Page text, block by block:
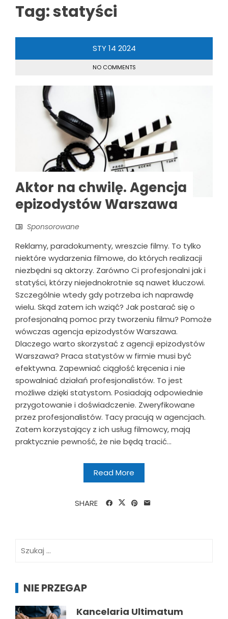
Tag:statyści
STY 14 2024
NO COMMENTS
Aktor na chwilę. Agencja
epizodystów Warszawa
Sponsorowane
Reklamy, paradokumenty, wreszcie filmy. To tylko
niektóre wydarzenia filmowe, do których realizacji
niezbędni są aktorzy. Zarówno Ci profesjonalni jak i
statyści, którzy niejednokrotnie są nawet kluczowi.
Szczególnie wtedy gdy potrzeba ich naprawdę
wielu. Skąd zatem ich wziąć? Jak postarać się o
profesjonalną pomoc przy tworzeniu filmu? Pomoże
wówczas agencja epizodystów Warszawa.
Dlaczego warto skorzystać z agencji epizodystów
Warszawa? Praca statystów w firmie musi być
efektywna. Zapewniać ciągłość kręcenia i nie
spowalniać działań profesjonalistów. To jest
możliwe dzięki statystom. Posiadają odpowiednie
przygotowanie i doświadczenie. Zweryfikowane
przez profesjonalistów. Tacy pracują w agencjach.
Zatem korzystający z ich usług filmowcy, mają
praktycznie pewność, że nie będą tracić...
Read More
SHARE
NIE PRZEGAP
Kancelaria Ultimatum